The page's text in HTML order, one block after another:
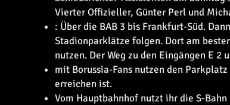
Vierter Offizieller, Günter Perl und
: Über die BAB 3 bis Frankfurt-Süd.
Stadionparklätze folgen. Dort am
nutzen. Der Weg zu den Eingängen E 2
mit Borussia-Fans nutzen den
erreichen ist.
Vom Hauptbahnhof nutzt ihr die S-